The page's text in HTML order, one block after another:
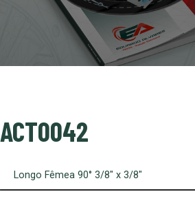
ACT0042
Longo Fêmea 90° 3/8″ x 3/8″